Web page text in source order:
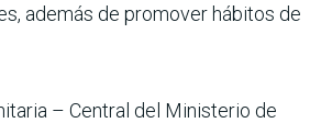
además de promover hábitos de
– Cen­tral del Ministerio de